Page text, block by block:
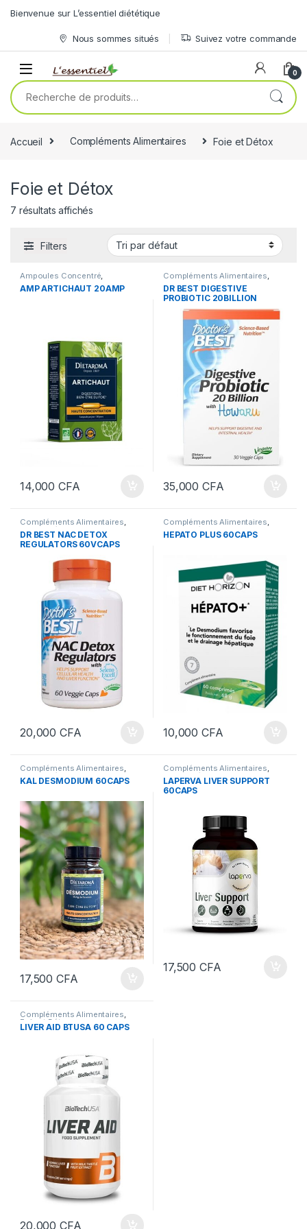
Skip to navigation
Bienvenue sur L’essentiel diététique
Nous sommes situés Suivez votre commande
0
Recherche pour :
Accueil Compléments Alimentaires Foie et Détox
Foie et Détox
7 résultats affichés
Filters
Ampoules Concentré
Compléments Alimentaires
Foie et Détox
AMP ARTICHAUT 20AMP
14,000CFA
Compléments Alimentaires
Foie et Détox
DR BEST DIGESTIVE
PROBIOTIC 20BILLION
30VCAPS
35,000CFA
Compléments Alimentaires,
Foie et Détox
DR BEST NAC DETOX
REGULATORS 60VCAPS
20,000CFA
Compléments Alimentaires,
Foie et Détox
HEPATO PLUS 60CAPS
10,000CFA
Compléments Alimentaires,
Foie et Détox
KAL DESMODIUM 60CAPS
17,500CFA
Compléments Alimentaires,
Foie et Détox
LAPERVA LIVER SUPPORT
60CAPS
17,500CFA
Compléments Alimentaires,
Foie et Détox
LIVER AID BTUSA 60 CAPS
20,000CFA